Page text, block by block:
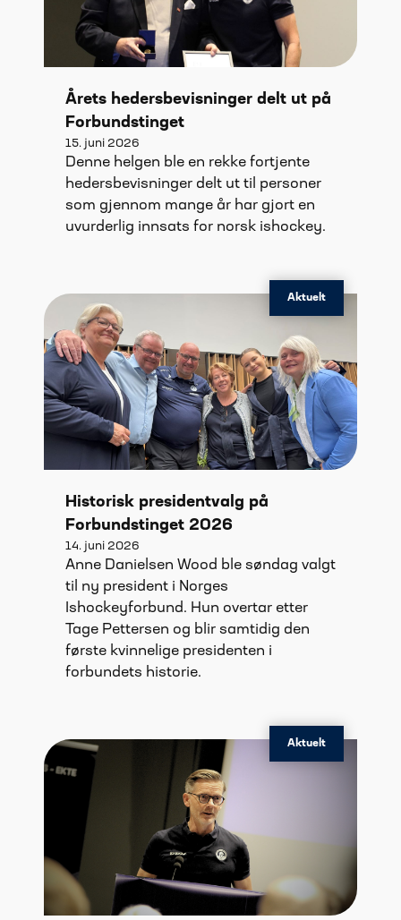
Årets hedersbevisninger delt ut på
Forbundstinget
15. juni 2026
Denne helgen ble en rekke fortjente
hedersbevisninger delt ut til personer
som gjennom mange år har gjort en
uvurderlig innsats for norsk ishockey.
Aktuelt
Historisk presidentvalg på
Forbundstinget 2026
14. juni 2026
Anne Danielsen Wood ble søndag valgt
til ny president i Norges
Ishockeyforbund. Hun overtar etter
Tage Pettersen og blir samtidig den
første kvinnelige presidenten i
forbundets historie.
Aktuelt